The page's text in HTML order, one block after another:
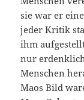
sie war er
jeder Kritik
ihm
nur
Menschen
Maos Bild